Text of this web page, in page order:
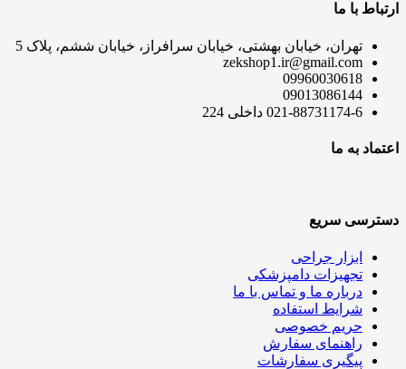
ارتباط با ما
تهران، خیابان بهشتی، خیابان سرافراز، خیابان ششم، پلاک 5
zekshop1.ir@gmail.com
09960030618
09013086144
021-88731174-6 داخلی 224
اعتماد به ما
دسترسی سریع
ابزار جراحی
تجهیزات دامپزشکی
درباره ما و تماس با ما
شرایط استفاده
حریم خصوصی
راهنمای سفارش
پیگیری سفارشات